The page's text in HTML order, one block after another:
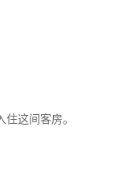
这间客房。